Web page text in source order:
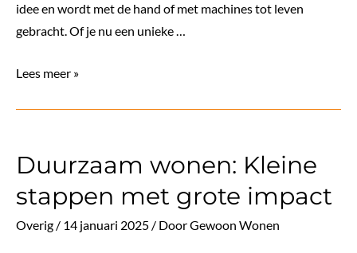
idee en wordt met de hand of met machines tot leven
gebracht. Of je nu een unieke …
Wat
eigenlijk?
Lees meer »
Duurzaam wonen: Kleine
stappen met grote impact
Overig / 14 januari 2025 / DoorGewoon Wonen